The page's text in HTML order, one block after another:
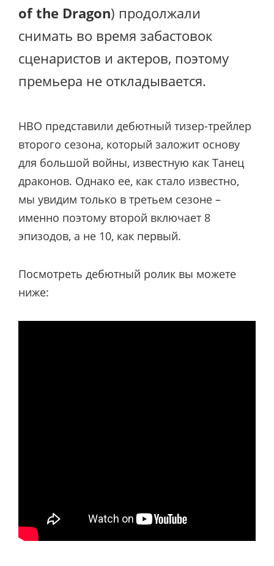
of the Dragon) продолжали
снимать во время забастовок
сценаристов и актеров, поэтому
премьера не откладывается.
HBO представили дебютный тизер-трейлер
второго сезона, который заложит основу
для большой войны, известную как Танец
драконов. Однако ее, как стало известно,
мы увидим только в третьем сезоне –
именно поэтому второй включает 8
эпизодов, а не 10, как первый.
Посмотреть дебютный ролик вы можете
ниже: